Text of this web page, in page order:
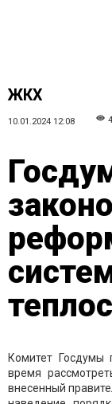
ЖКХ
10.01.2024 12:08
Комитет
время
внесенный